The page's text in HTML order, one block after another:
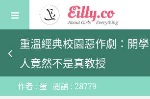
content
重溫經典校園惡作劇：開
人竟然不是真教授
作者 : 蛋 閱讀 : 28779